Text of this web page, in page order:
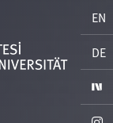
EN
DE